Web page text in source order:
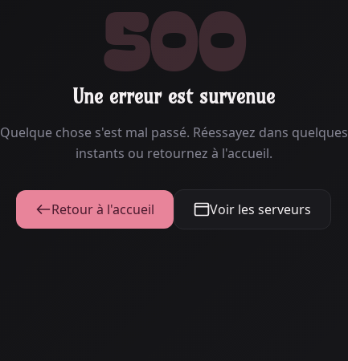
500
Une erreur est survenue
Quelque chose s'est mal passé. Réessayez dans quelques
instants ou retournez à l'accueil.
Retour à l'accueil Voir les serveurs